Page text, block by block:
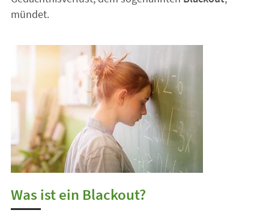
mündet.
Was ist ein Blackout?